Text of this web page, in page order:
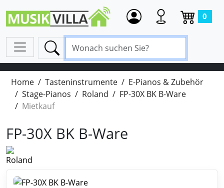
0
Home Tasteninstrumente
E-Pianos & Zubehör
Stage-Pianos
Roland
FP-30X BK B-Ware
Mietkauf
FP-30X BK B-Ware